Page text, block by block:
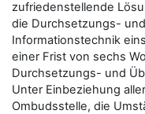
zufriedenstellende
die Durchsetzungs-
Informationstechnik
einer Frist von sechs
Durchsetzungs- und
Unter Einbeziehung
Ombudsstelle, die